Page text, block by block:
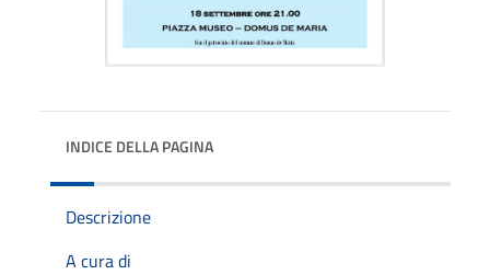
INDICE DELLA PAGINA
Descrizione
A cura di